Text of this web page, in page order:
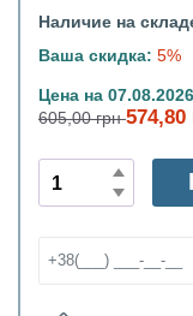
Наличие на
Ваша скидка: 5%
Цена на
605,00 грн574,80